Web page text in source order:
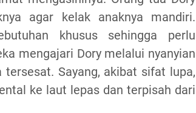
agar kelak anaknya mandiri.
khusus sehingga perlu
mengajari Dory melalui nyanyian
Sayang, akibat sifat lupa,
ke laut lepas dan terpisah dari